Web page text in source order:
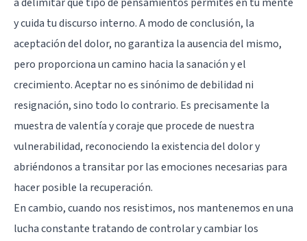
y cuida tu discurso interno. A modo de conclusión, la
aceptación del dolor, no garantiza la ausencia del mismo,
pero proporciona un camino hacia la sanación y el
crecimiento. Aceptar no es sinónimo de debilidad ni
resignación, sino todo lo contrario. Es precisamente la
muestra de valentía y coraje que procede de nuestra
vulnerabilidad, reconociendo la existencia del dolor y
abriéndonos a transitar por las emociones necesarias para
hacer posible la recuperación.
En cambio, cuando nos resistimos, nos mantenemos en una
lucha constante tratando de controlar y cambiar los